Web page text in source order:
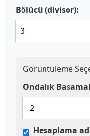
Bölücü (divisor):
Görüntüleme
Ondalık
Hesaplama